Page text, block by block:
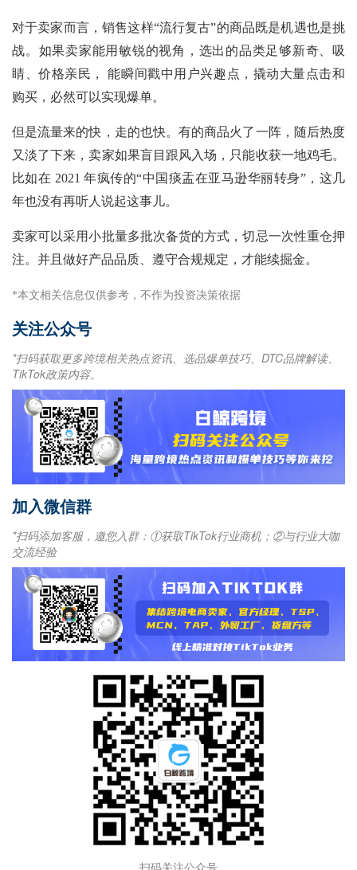
对于卖家而言，销售这样“流行复古”的商品既是机遇也是挑
战。如果卖家能用敏锐的视角，选出的品类足够新奇、吸
睛、价格亲民， 能瞬间戳中用户兴趣点，撬动大量点击和
购买，必然可以实现爆单。
但是流量来的快，走的也快。有的商品火了一阵，随后热度
又淡了下来，卖家如果盲目跟风入场，只能收获一地鸡毛。
比如在 2021 年疯传的“中国痰盂在亚马逊华丽转身”，这几
年也没有再听人说起这事儿。
卖家可以采用小批量多批次备货的方式，切忌一次性重仓押
注。并且做好产品品质、遵守合规规定，才能续掘金。
*本文相关信息仅供参考，不作为投资决策依据
关注公众号
*扫码获取更多跨境相关热点资讯、选品爆单技巧、DTC品牌解读、
TikTok政策内容。
加入微信群
*扫码添加客服，邀您入群：①获取TikTok行业商机；②与行业大咖
交流经验